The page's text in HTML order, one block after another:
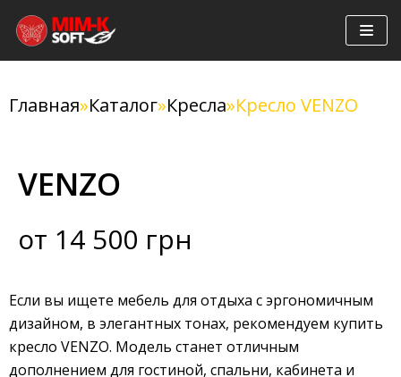
Перейти
к
содержимому
Главная»Каталог»Кресла»Кресло VENZO
VENZO
от 14 500 грн
Если вы ищете мебель для отдыха с эргономичным
дизайном, в элегантных тонах, рекомендуем купить
кресло VENZO. Модель станет отличным
дополнением для гостиной, спальни, кабинета и